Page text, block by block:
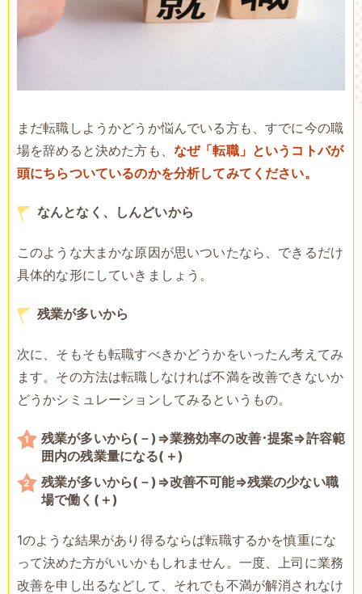
まだ転職しようかどうか悩んでいる方も、すでに今の職
場を辞めると決めた方も、 なぜ「転職」というコトバが
頭にちらついているのかを分析してみてください。
なんとなく、しんどいから
このような大まかな原因が思いついたなら、できるだけ
具体的な形にしていきましょう。
残業が多いから
次に、そもそも転職すべきかどうかをいったん考えてみ
ます。その方法は転職しなければ不満を改善できないか
どうかシミュレーションしてみるというもの。
残業が多いから(－)⇒業務効率の改善･提案⇒許容範
囲内の残業量になる(＋)
残業が多いから(－)⇒改善不可能⇒残業の少ない職
場で働く(＋)
1のような結果があり得るならば転職するかを慎重にな
って決めた方がいいかもしれません。一度、上司に業務
改善を申し出るなどして、それでも不満が解消されなけ